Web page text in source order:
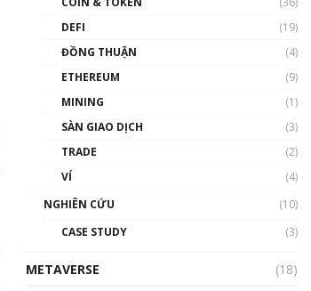
Blockchain đang được ứng
DEFI
(19)
ĐỒNG THUẬN
(4)
ETHEREUM
(9)
MINING
(1)
SÀN GIAO DỊCH
(3)
TRADE
(2)
VÍ
(4)
NGHIÊN CỨU
(10)
CASE STUDY
(3)
METAVERSE
(18)